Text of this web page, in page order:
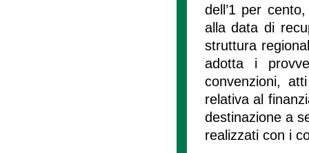
dell’1 per
alla data di
struttura
adotta i
convenzioni,
relativa al
destinazione a
realizzati con i